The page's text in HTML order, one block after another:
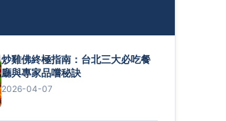
炒雞佛終極指南：台北三大必吃餐
廳與專家品嚐秘訣
2026-04-07